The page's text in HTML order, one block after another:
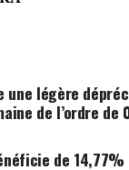
une légère
de l’ordre de
de